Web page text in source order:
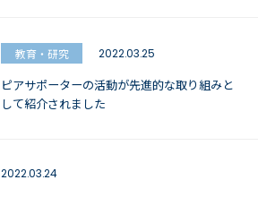
教育・研究 2022.03.25
ピアサポーターの活動が先進的な取り組みと
して紹介されました
2022.03.24